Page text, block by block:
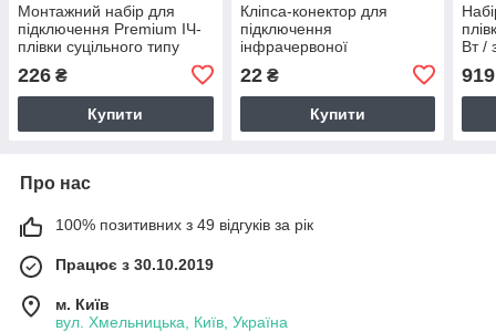
Монтажний набір для
підключення Premium ІЧ-
плівки суцільного типу
226 ₴
Купити
Кліпса-конектор для
підключення
інфрачервоної
типів
22₴
Купити
Вт /
919
Про нас
100% позитивних з 49 відгуків за рік
Працює з 30.10.2019
м. Київ
вул. Хмельницька, Київ, Україна